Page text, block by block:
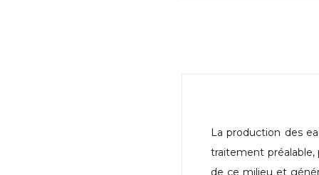
La production des
traitement
de ce milieu et